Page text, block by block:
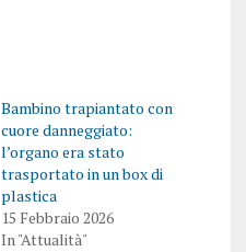
Bambino trapiantato con
cuore danneggiato:
l’organo era stato
trasportato in un box di
plastica
15 Febbraio 2026
In "Attualità"